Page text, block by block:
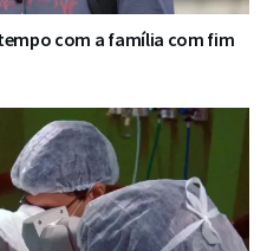
com a família com fim